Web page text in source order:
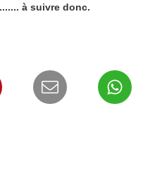
à suivre donc.